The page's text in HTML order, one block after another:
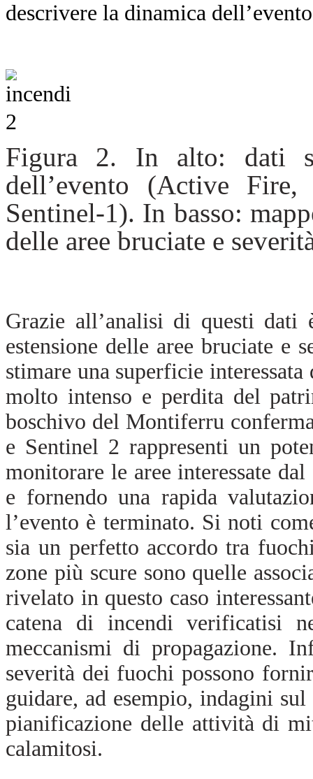
descrivere la dinamica
Figura 2. In alto: dati
dell’evento (Active
Sentinel-1). In basso:
delle aree bruciate e
Grazie all’analisi di questi dati
estensione delle aree bruciate
stimare una superficie
molto intenso e perdita del
boschivo del Montiferru
e Sentinel 2 rappresenti un
monitorare le aree interessate
e fornendo una rapida
l’evento è terminato. Si noti
sia un perfetto accordo tra
zone più scure sono quelle
rivelato in questo caso
catena di incendi verificatisi
meccanismi di propagazione.
severità dei fuochi possono
guidare, ad esempio, indagini
pianificazione delle attività di
calamitosi.